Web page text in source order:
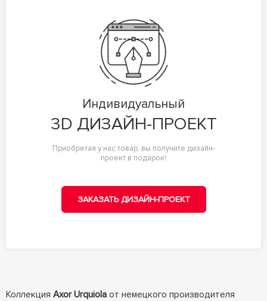
Индивидуальный
3D ДИЗАЙН-ПРОЕКТ
Приобретая у нас товар, вы получите дизайн-
проект в подарок!
ЗАКАЗАТЬ ДИЗАЙН-ПРОЕКТ
Коллекция Axor Urquiolaот немецкого производителя